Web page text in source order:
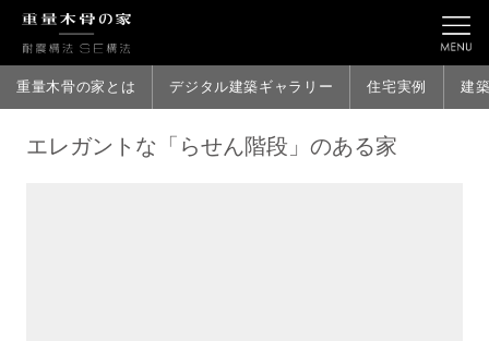
重量木骨の家とは デジタル建築ギャラリー 住宅実例 建
エレガントな「らせん階段」のある家